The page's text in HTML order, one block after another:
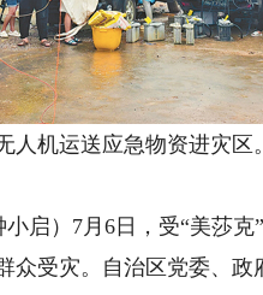
机运送应急物资进灾区
）7月6日，受“美莎克
众受灾。自治区党委、政